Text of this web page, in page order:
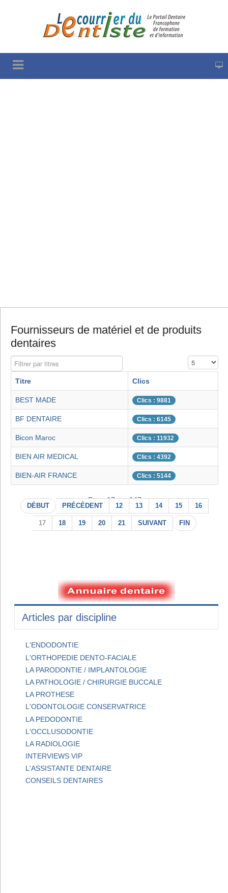
Fournisseurs de matériel et de produits
dentaires
Filtrer par titres Affichage #
Titre Clics
BEST MADE Clics : 9881
BF DENTAIRE Clics : 6145
Bicon Maroc Clics : 11932
BIEN AIR MEDICAL Clics : 4392
BIEN-AIR FRANCE Clics : 5144
Page 17 sur 147
DÉBUT PRÉCÉDENT 12 13 14 15 16
17 18 19 20 21 SUIVANT FIN
Articles par discipline
L'ENDODONTIE
L'ORTHOPEDIE DENTO-FACIALE
LA PARODONTIE / IMPLANTOLOGIE
LA PATHOLOGIE / CHIRURGIE BUCCALE
LA PROTHESE
L'ODONTOLOGIE CONSERVATRICE
LA PEDODONTIE
L'OCCLUSODONTIE
LA RADIOLOGIE
INTERVIEWS VIP
L'ASSISTANTE DENTAIRE
CONSEILS DENTAIRES